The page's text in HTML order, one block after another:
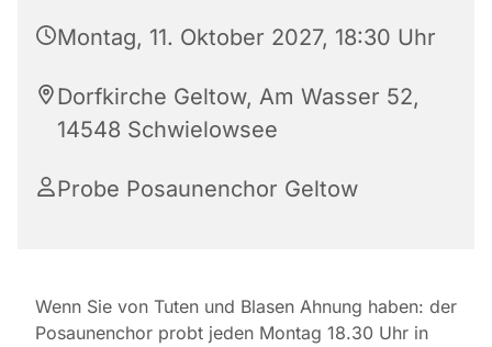
Montag, 11. Oktober 2027, 18:30 Uhr
Dorfkirche Geltow, Am Wasser 52,
14548 Schwielowsee
Probe Posaunenchor Geltow
Wenn Sie von Tuten und Blasen Ahnung haben: der
Posaunenchor probt jeden Montag 18.30 Uhr in